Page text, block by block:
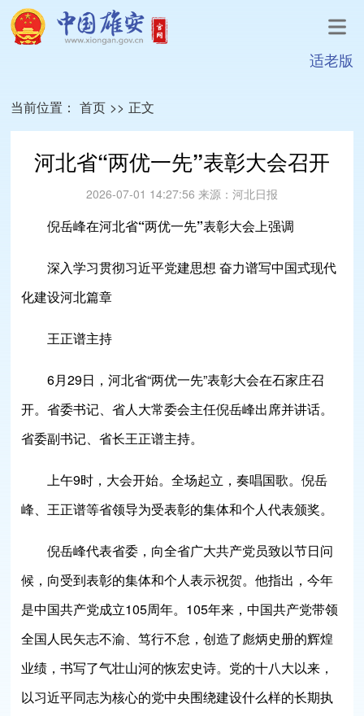
适老版
当前位置： 首页 >> 正文
河北省“两优一先”表彰大会召开
2026-07-01 14:27:56 来源： 河北日报
倪岳峰在河北省“两优一先”表彰大会上强调
深入学习贯彻习近平党建思想 奋力谱写中国式现代
化建设河北篇章
王正谱主持
6月29日，河北省“两优一先”表彰大会在石家庄召
开。省委书记、省人大常委会主任倪岳峰出席并讲话。
省委副书记、省长王正谱主持。
上午9时，大会开始。全场起立，奏唱国歌。倪岳
峰、王正谱等省领导为受表彰的集体和个人代表颁奖。
倪岳峰代表省委，向全省广大共产党员致以节日问
候，向受到表彰的集体和个人表示祝贺。他指出，今年
是中国共产党成立105周年。105年来，中国共产党带领
全国人民矢志不渝、笃行不怠，创造了彪炳史册的辉煌
业绩，书写了气壮山河的恢宏史诗。党的十八大以来，
以习近平同志为核心的党中央围绕建设什么样的长期执